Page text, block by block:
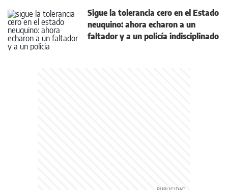
Sigue la tolerancia cero en el Estado
neuquino: ahora echaron a un
faltador y a un policía indisciplinado